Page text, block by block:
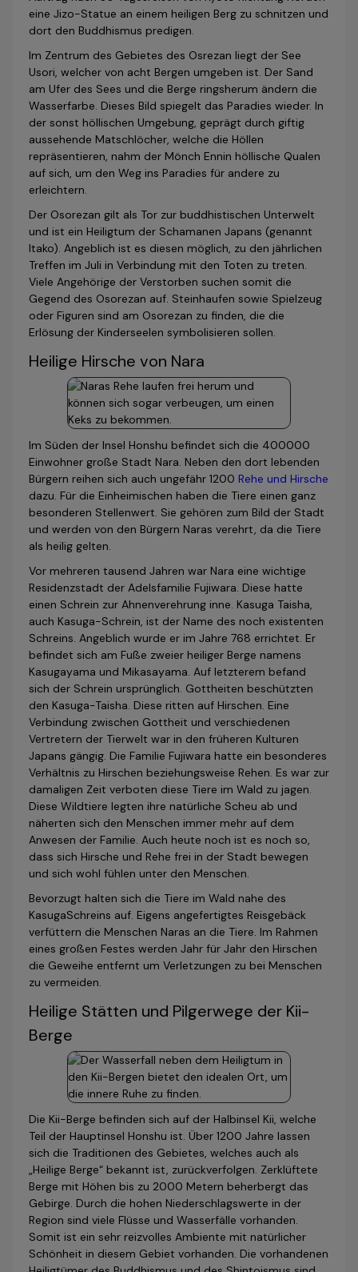
eine Jizo-Statue an einem heiligen Berg zu schnitzen und
dort den Buddhismus predigen.
Im Zentrum des Gebietes des Osrezan liegt der See
Usori, welcher von acht Bergen umgeben ist. Der Sand
am Ufer des Sees und die Berge ringsherum ändern die
Wasserfarbe. Dieses Bild spiegelt das Paradies wieder. In
der sonst höllischen Umgebung, geprägt durch giftig
aussehende Matschlöcher, welche die Höllen
repräsentieren, nahm der Mönch Ennin höllische Qualen
auf sich, um den Weg ins Paradies für andere zu
erleichtern.
Der Osorezan gilt als Tor zur buddhistischen Unterwelt
und ist ein Heiligtum der Schamanen Japans (genannt
Itako). Angeblich ist es diesen möglich, zu den jährlichen
Treffen im Juli in Verbindung mit den Toten zu treten.
Viele Angehörige der Verstorben suchen somit die
Gegend des Osorezan auf. Steinhaufen sowie Spielzeug
oder Figuren sind am Osorezan zu finden, die die
Erlösung der Kinderseelen symbolisieren sollen.
Heilige Hirsche von Nara
Im Süden der Insel Honshu befindet sich die 400000
Einwohner große Stadt Nara. Neben den dort lebenden
Bürgern reihen sich auch ungefähr 1200 Rehe und Hirsche
dazu. Für die Einheimischen haben die Tiere einen ganz
besonderen Stellenwert. Sie gehören zum Bild der Stadt
und werden von den Bürgern Naras verehrt, da die Tiere
als heilig gelten.
Vor mehreren tausend Jahren war Nara eine wichtige
Residenzstadt der Adelsfamilie Fujiwara. Diese hatte
einen Schrein zur Ahnenverehrung inne. Kasuga Taisha,
auch Kasuga-Schrein, ist der Name des noch existenten
Schreins. Angeblich wurde er im Jahre 768 errichtet. Er
befindet sich am Fuße zweier heiliger Berge namens
Kasugayama und Mikasayama. Auf letzterem befand
sich der Schrein ursprünglich. Gottheiten beschützten
den Kasuga-Taisha. Diese ritten auf Hirschen. Eine
Verbindung zwischen Gottheit und verschiedenen
Vertretern der Tierwelt war in den früheren Kulturen
Japans gängig. Die Familie Fujiwara hatte ein besonderes
Verhältnis zu Hirschen beziehungsweise Rehen. Es war zur
damaligen Zeit verboten diese Tiere im Wald zu jagen.
Diese Wildtiere legten ihre natürliche Scheu ab und
näherten sich den Menschen immer mehr auf dem
Anwesen der Familie. Auch heute noch ist es noch so,
dass sich Hirsche und Rehe frei in der Stadt bewegen
und sich wohl fühlen unter den Menschen.
Bevorzugt halten sich die Tiere im Wald nahe des
KasugaSchreins auf. Eigens angefertigtes Reisgebäck
verfüttern die Menschen Naras an die Tiere. Im Rahmen
eines großen Festes werden Jahr für Jahr den Hirschen
die Geweihe entfernt um Verletzungen zu bei Menschen
zu vermeiden.
Heilige Stätten und Pilgerwege der Kii-
Berge
Die Kii-Berge befinden sich auf der Halbinsel Kii, welche
Teil der Hauptinsel Honshu ist. Über 1200 Jahre lassen
sich die Traditionen des Gebietes, welches auch als
„Heilige Berge“ bekannt ist, zurückverfolgen. Zerklüftete
Berge mit Höhen bis zu 2000 Metern beherbergt das
Gebirge. Durch die hohen Niederschlagswerte in der
Region sind viele Flüsse und Wasserfälle vorhanden.
Somit ist ein sehr reizvolles Ambiente mit natürlicher
Schönheit in diesem Gebiet vorhanden. Die vorhandenen